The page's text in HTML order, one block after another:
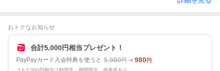
おトクなお知らせ
合計5,000円相当プレゼント！
PayPayカード入会特典を使うと 5,980円 980円
うち2,000円相当は利用先・期間限定。他条件あり